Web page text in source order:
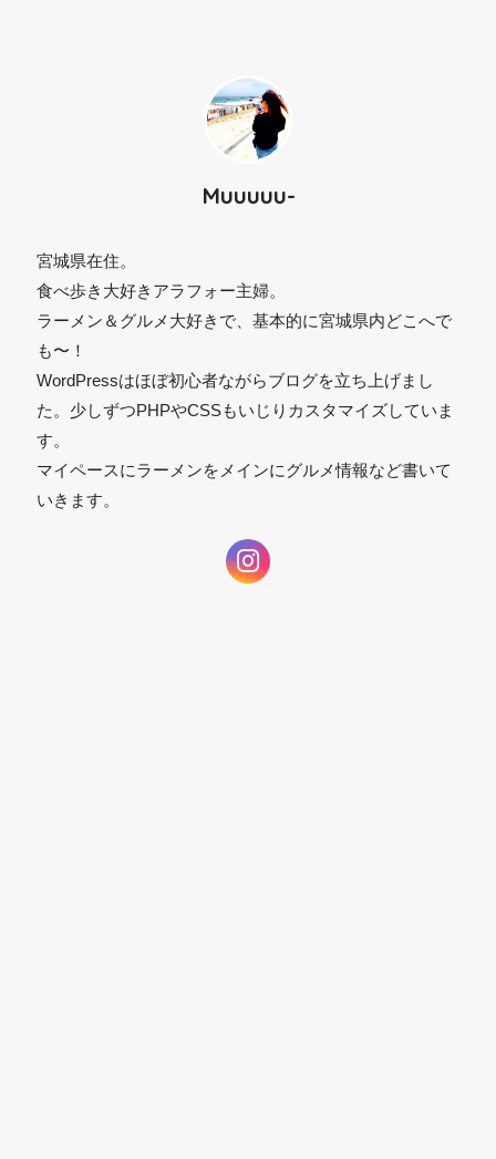
Muuuuu-
宮城県在住。
食べ歩き大好きアラフォー主婦。
ラーメン＆グルメ大好きで、基本的に宮城県内どこへで
も〜！
WordPressはほぼ初心者ながらブログを立ち上げまし
た。少しずつPHPやCSSもいじりカスタマイズしていま
す。
マイペースにラーメンをメインにグルメ情報など書いて
いきます。